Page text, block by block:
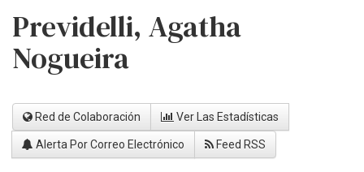
Previdelli, Agatha
Nogueira
Red de Colaboración Ver Las Estadísticas
Alerta Por Correo Electrónico Feed RSS